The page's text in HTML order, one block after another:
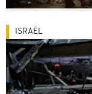
ISRAËL